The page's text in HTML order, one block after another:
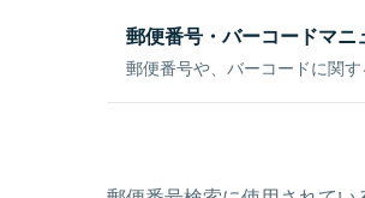
郵便番号・バーコードマニ
郵便番号や、バーコードに関